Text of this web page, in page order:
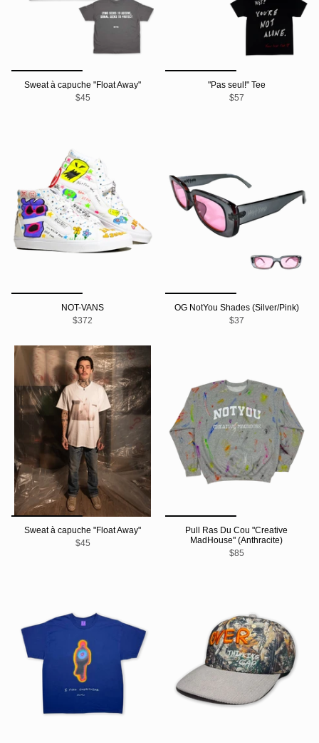
Sweat à capuche "Float Away"
$45
"Pas seul!" Tee
$57
NOT-VANS
$372
OG NotYou Shades (Silver/Pink)
$37
Sweat à capuche "Float Away"
$45
Pull Ras Du Cou "Creative
MadHouse" (Anthracite)
$85